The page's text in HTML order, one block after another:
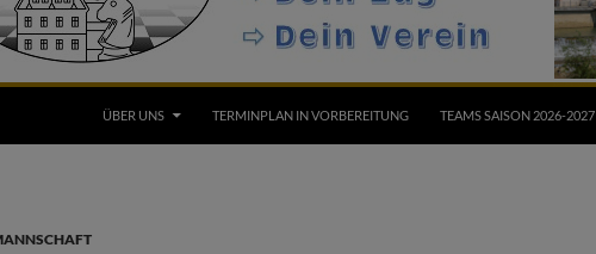
ÜBER UNS TERMINPLAN IN VORBEREITUNG TEAMS SAISON 2026-2027